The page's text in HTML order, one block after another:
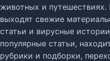
животных и
выходят свежие
статьи и вирусные
популярные статьи,
рубрики и подборки,